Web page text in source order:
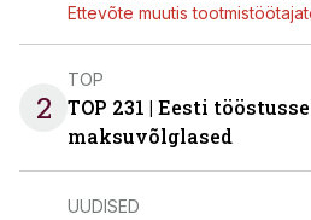
Ettevõte muutis
2
TOP
TOP 231 | Eesti
maksuvõlglased
UUDISED